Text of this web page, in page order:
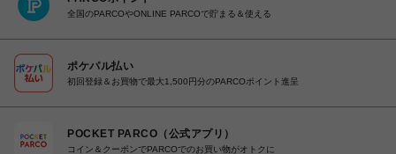
全国のPARCOやONLINE PARCOで貯まる＆使える
ポケパル払い
初回登録＆お買物で最大1,500円分のPARCOポイント進呈
POCKET PARCO（公式アプリ）
コイン＆クーポンでPARCOでのお買い物がオトクに